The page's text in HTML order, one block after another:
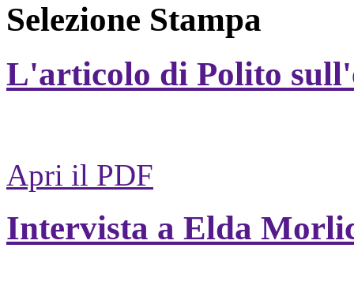
Selezione Stampa
L'articolo di Polito
Apri il PDF
Intervista a Elda